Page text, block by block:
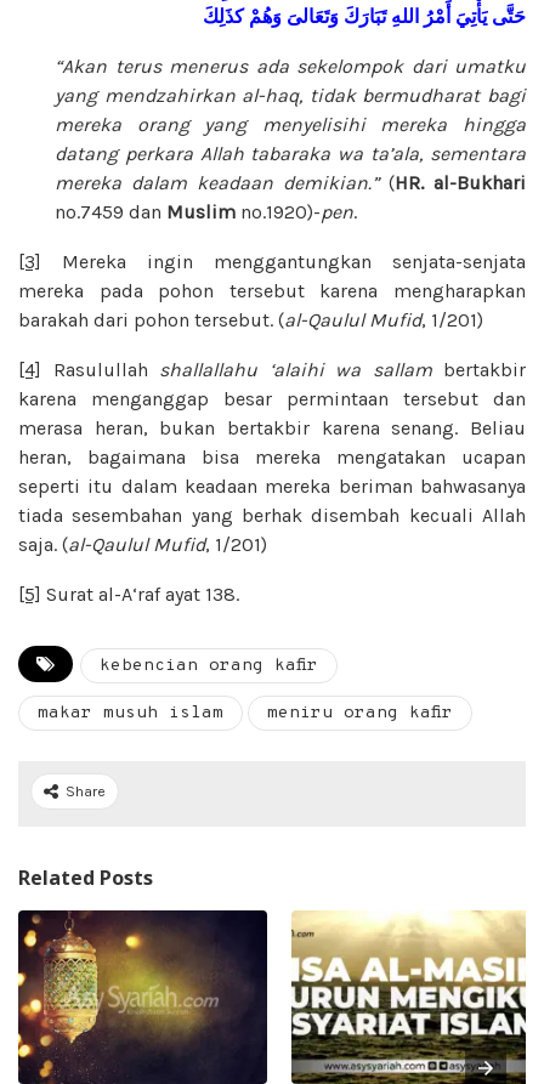
حَتَّى يَأْتِيَ أَمْرُ اللهِ تَبَارَكَ وَتَعَالىَ وَهُمْ كذَلِكَ
“Akan terus menerus ada sekelompok dari umatku
yang mendzahirkan al-haq, tidak bermudharat bagi
mereka orang yang menyelisihi mereka hingga
datang perkara Allah tabaraka wa ta’ala, sementara
mereka dalam keadaan demikian.” (HR. al-Bukhari
no.7459 dan Muslim no.1920)-pen.
[3]
Mereka ingin menggantungkan senjata-senjata
mereka pada pohon tersebut karena mengharapkan
barakah dari pohon tersebut. (al-Qaulul Mufid, 1/201)
[4] Rasulullah shallallahu ‘alaihi wa sallambertakbir
karena menganggap besar permintaan tersebut dan
merasa heran, bukan bertakbir karena senang. Beliau
heran, bagaimana bisa mereka mengatakan ucapan
seperti itu dalam keadaan mereka beriman bahwasanya
tiada sesembahan yang berhak disembah kecuali Allah
saja. (al-Qaulul Mufid, 1/201)
[5] Surat al-A‘raf ayat 138.
kebencian orang kafir
makar musuh islam meniru orang kafir
Share
Related Posts